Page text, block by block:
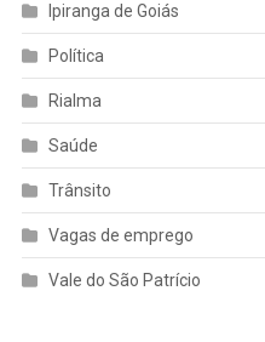
Ipiranga de Goiás
Política
Rialma
Saúde
Trânsito
Vagas de emprego
Vale do São Patrício